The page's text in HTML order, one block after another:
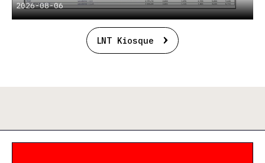
2026-08-06
LNT Kiosque